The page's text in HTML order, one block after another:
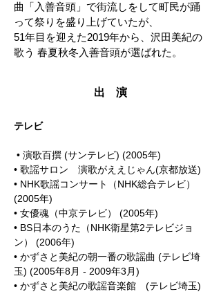
曲「入善音頭」で街流しをして町民が踊
って祭りを盛り上げていたが、
51年目を迎えた2019年から、沢田美紀の
歌う 春夏秋冬入善音頭が選ばれた。
出 演
テレビ
• 演歌百撰 (サンテレビ) (2005年)
• 歌謡サロン 演歌がええじゃん(京都放送)
• NHK歌謡コンサート（NHK総合テレビ）
(2005年)
• 女優魂（中京テレビ） (2005年)
• BS日本のうた（NHK衛星第2テレビジョ
ン） (2006年)
• かずさと美紀の朝一番の歌謡曲 (テレビ埼
玉) (2005年8月 - 2009年3月)
• かずさと美紀の歌謡音楽館 (テレビ埼玉)